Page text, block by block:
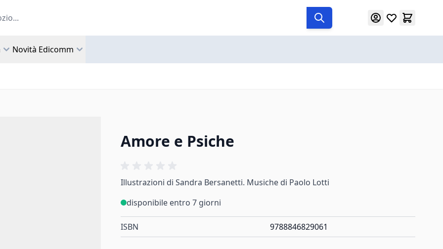
Novità Edicomm
Amore e Psiche
Illustrazioni di Sandra Bersanetti. Musiche di Paolo Lotti
disponibile entro 7 giorni
ISBN 9788846829061